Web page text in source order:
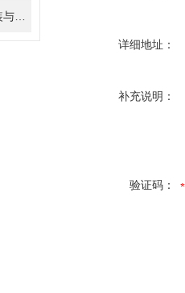
详细地址：
补充说明：
验证码：